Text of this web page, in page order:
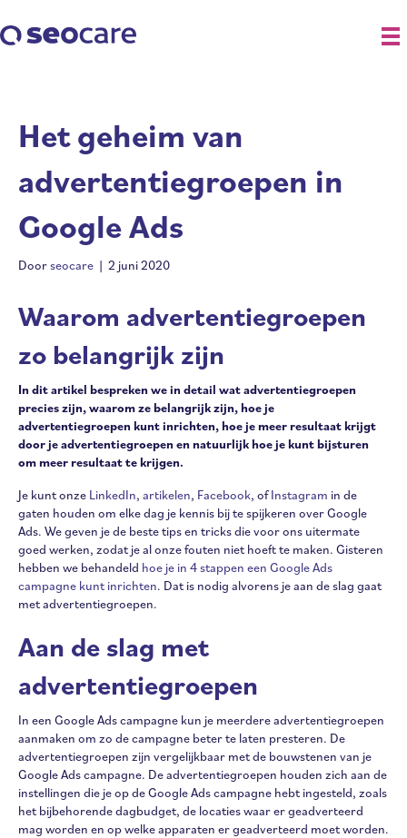
Het geheim van
advertentiegroepen in
Google Ads
Doorseocare | 2 juni 2020
Waarom advertentiegroepen
zo belangrijk zijn
In dit artikel bespreken we in detail wat advertentiegroepen
precies zijn, waarom ze belangrijk zijn, hoe je
advertentiegroepen kunt inrichten, hoe je meer resultaat krijgt
door je advertentiegroepen en natuurlijk hoe je kunt bijsturen
om meer resultaat te krijgen.
Je kunt onze LinkedIn, artikelen, Facebook, ofInstagram in de
gaten houden om elke dag je kennis bij te spijkeren over Google
Ads. We geven je de beste tips en tricks die voor ons uitermate
goed werken, zodat je al onze fouten niet hoeft te maken. Gisteren
hebben we behandeld hoe je in 4 stappen een Google Ads
campagne kunt inrichten. Dat is nodig alvorens je aan de slag gaat
met advertentiegroepen.
Aan de slag met
advertentiegroepen
In een Google Ads campagne kun je meerdere advertentiegroepen
aanmaken om zo de campagne beter te laten presteren. De
advertentiegroepen zijn vergelijkbaar met de bouwstenen van je
Google Ads campagne. De advertentiegroepen houden zich aan de
instellingen die je op de Google Ads campagne hebt ingesteld, zoals
het bijbehorende dagbudget, de locaties waar er geadverteerd
mag worden en op welke apparaten er geadverteerd moet worden.